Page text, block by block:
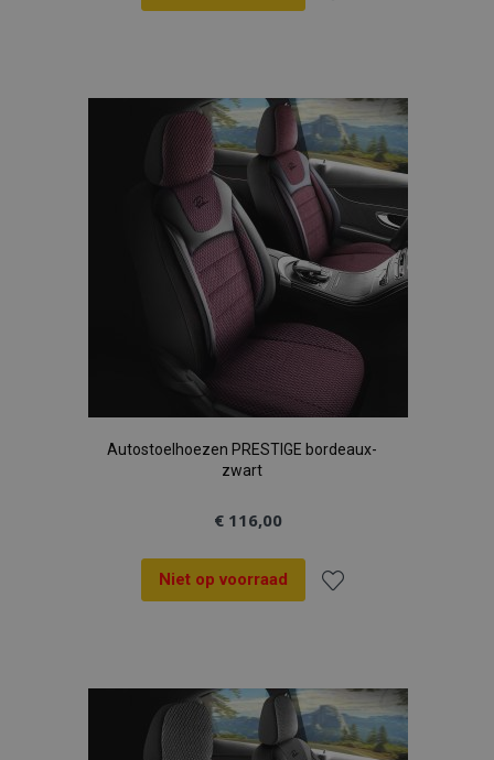
aan
verlanglijst
Autostoelhoezen PRESTIGE bordeaux-
zwart
€ 116,00
Niet op voorraad
aan
verlanglijst